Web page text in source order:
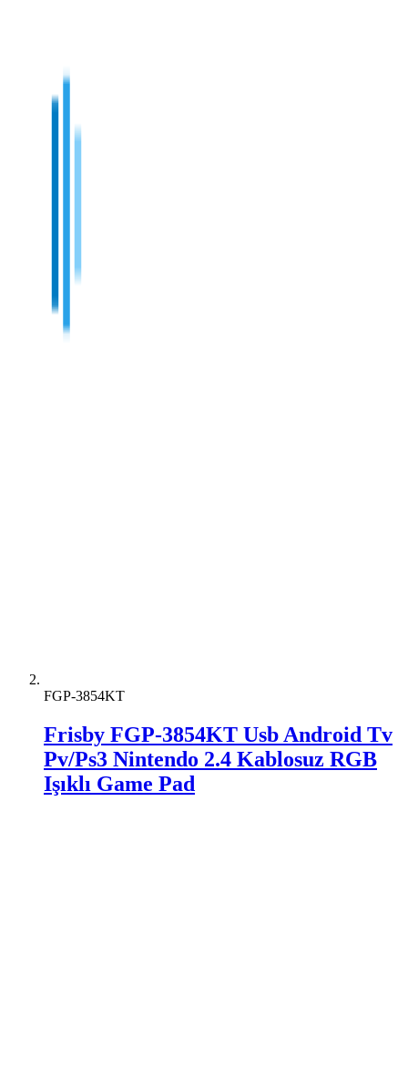
FGP-3854KT
Frisby FGP-3854KT Usb Android Tv
Pv/Ps3 Nintendo 2.4 Kablosuz RGB
Işıklı Game Pad